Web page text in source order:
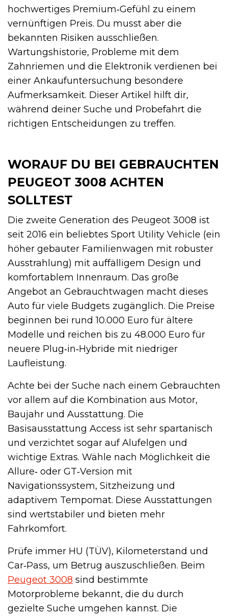
hochwertiges Premium‑Gefühl zu einem
vernünftigen Preis. Du musst aber die
bekannten Risiken ausschließen.
Wartungshistorie, Probleme mit dem
Zahnriemen und die Elektronik verdienen bei
einer Ankaufuntersuchung besondere
Aufmerksamkeit. Dieser Artikel hilft dir,
während deiner Suche und Probefahrt die
richtigen Entscheidungen zu treffen.
WORAUF DU BEI GEBRAUCHTEN
PEUGEOT 3008 ACHTEN
SOLLTEST
Die zweite Generation des Peugeot 3008 ist
seit 2016 ein beliebtes Sport Utility Vehicle (ein
höher gebauter Familienwagen mit robuster
Ausstrahlung) mit auffälligem Design und
komfortablem Innenraum. Das große
Angebot an Gebrauchtwagen macht dieses
Auto für viele Budgets zugänglich. Die Preise
beginnen bei rund 10.000 Euro für ältere
Modelle und reichen bis zu 48.000 Euro für
neuere Plug‑in‑Hybride mit niedriger
Laufleistung.
Achte bei der Suche nach einem Gebrauchten
vor allem auf die Kombination aus Motor,
Baujahr und Ausstattung. Die
Basisausstattung Access ist sehr spartanisch
und verzichtet sogar auf Alufelgen und
wichtige Extras. Wähle nach Möglichkeit die
Allure‑ oder GT‑Version mit
Navigationssystem, Sitzheizung und
adaptivem Tempomat. Diese Ausstattungen
sind wertstabiler und bieten mehr
Fahrkomfort.
Prüfe immer HU (TÜV), Kilometerstand und
Car‑Pass, um Betrug auszuschließen. Beim
Peugeot 3008 sind bestimmte
Motorprobleme bekannt, die du durch
gezielte Suche umgehen kannst. Die